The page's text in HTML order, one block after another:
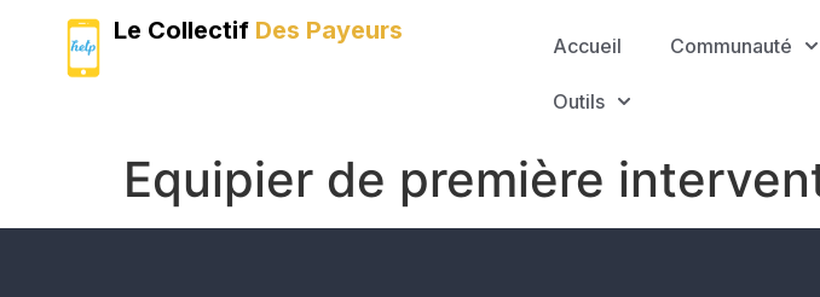
Le Collectif Des Payeurs
Accueil Communauté
Outils
Equipier de première